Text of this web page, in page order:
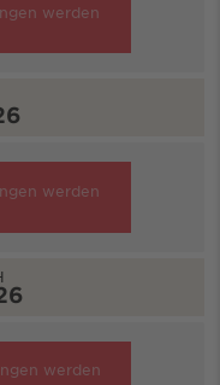
werden
werden
werden